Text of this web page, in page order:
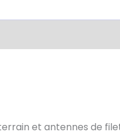
et antennes de